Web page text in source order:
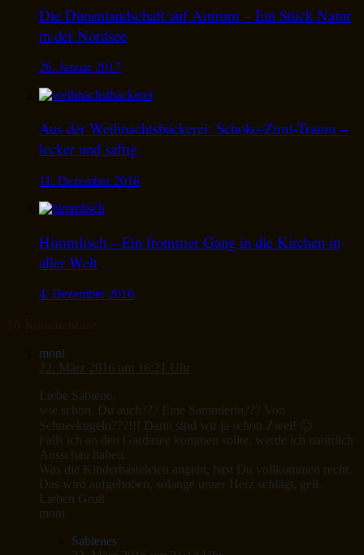
Die Dünenlandschaft auf Amrum – Ein Stück Natur
in der Nordsee
26. Januar 2017
Aus der Weihnachtsbäckerei: Schoko-Zimt-Traum –
lecker und saftig
11. Dezember 2016
Himmlisch – Ein frommer Gang in die Kirchen in
aller Welt
4. Dezember 2016
moni
22. März 2016 um 16:21 Uhr
Liebe Sabiene,
wie schön, Du auch??? Eine Sammlerin??? Von
Schneekugeln???!!! Dann sind wir ja schon Zwei! 😉
Falls ich an den Gardasee kommen sollte, werde ich natürlich
Ausschau halten.
Was die Kinderbasteleien angeht, hast Du vollkommen recht.
Das wird aufgehoben, solange unser Herz schlägt, gell.
Lieben Gruß
moni
Sabienes